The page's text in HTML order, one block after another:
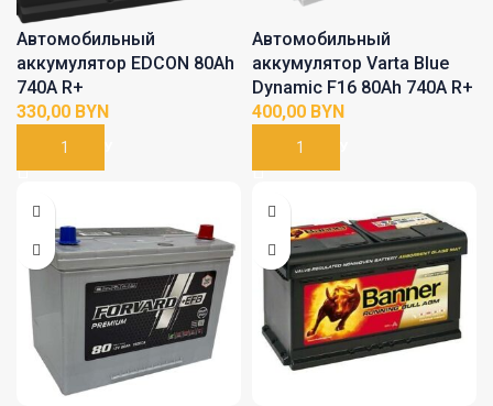
Автомобильный
аккумулятор EDCON 80Ah
740A R+
BYN
В КОРЗИНУ
Автомобильный
аккумулятор Varta Blue
Dynamic F16 80Аh 740А R+
BYN
В КОРЗИНУ